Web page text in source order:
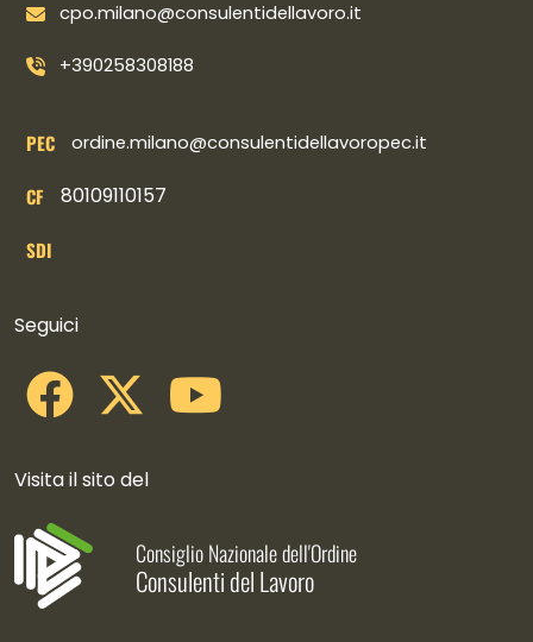
cpo.milano@consulentidellavoro.it
+390258308188
PEC ordine.milano@consulentidellavoropec.it
CF 80109110157
SDI
Seguici
Visita il sito del
Consiglio Nazionale dell'Ordine
Consulenti del Lavoro